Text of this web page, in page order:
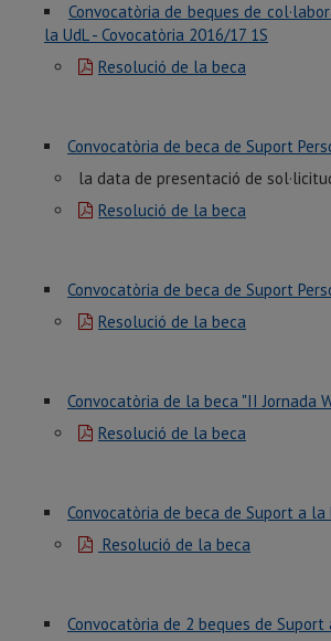
Convocatòria de beques de
la UdL - Covocatòria 2016/17 1S
Resolució de la beca
Convocatòria de beca de Suport
la data de presentació de
Resolució de la beca
Convocatòria de beca de Suport
Resolució de la beca
Convocatòria de la beca "II Jornada
Resolució de la beca
Convocatòria de beca de Suport a la
Resolució de la beca
Convocatòria de 2 beques de